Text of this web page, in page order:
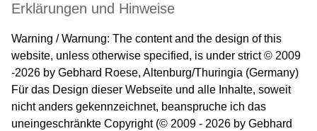
Erklärungen und Hinweise
Warning / Warnung: The content and the design of this
website, unless otherwise specified, is under strict © 2009
-2026 by Gebhard Roese, Altenburg/Thuringia (Germany)
Für das Design dieser Webseite und alle Inhalte, soweit
nicht anders gekennzeichnet, beanspruche ich das
uneingeschränkte Copyright (© 2009 - 2026 by Gebhard